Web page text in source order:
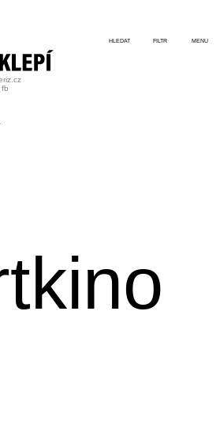
fb
HLEDAT FILTR MENU